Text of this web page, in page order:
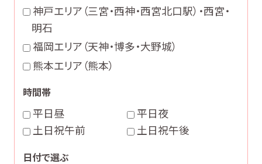
神戸エリア（三宮・西神・西宮北口駅）・西宮・
明石
福岡エリア（天神・博多・大野城）
熊本エリア（熊本）
時間帯
平日昼
平日夜
土日祝午前
土日祝午後
日付で選ぶ